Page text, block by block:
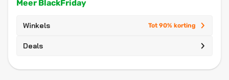
Meer BlackFriday
Winkels Tot 90% korting
Deals